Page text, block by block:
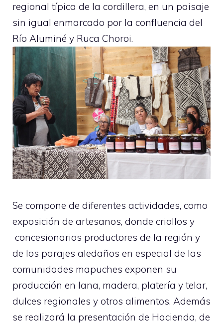
regional típica de la cordillera, en un paisaje
sin igual enmarcado por la confluencia del
Río Aluminé y Ruca Choroi.
Se compone de diferentes actividades, como
exposición de artesanos, donde criollos y
concesionarios productores de la región y
de los parajes aledaños en especial de las
comunidades mapuches exponen su
producción en lana, madera, platería y telar,
dulces regionales y otros alimentos. Además
se realizará la presentación de Hacienda, de